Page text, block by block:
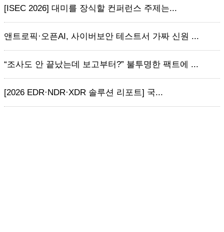
[ISEC 2026] 대미를 장식할 컨퍼런스 주제는...
앤트로픽·오픈AI, 사이버보안 테스트서 가짜 신원 ...
“조사도 안 끝났는데 보고부터?” 불투명한 팩트에 ...
[2026 EDR·NDR·XDR 솔루션 리포트] 국...